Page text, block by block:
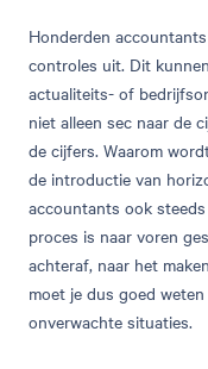
Honderden
controles uit. Dit
actualiteits- of
niet alleen sec naar de
de cijfers. Waarom
de introductie van
accountants ook steeds
proces is naar voren
achteraf, naar het
moet je dus goed
onverwachte situaties.